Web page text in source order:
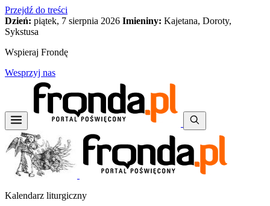
Przejdź do treści
Dzień: piątek, 7 sierpnia 2026 Imieniny: Kajetana, Doroty,
Sykstusa
Wspieraj Frondę
Wesprzyj nas
Kalendarz liturgiczny